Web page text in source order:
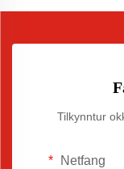
Tilkynntur
Netfang